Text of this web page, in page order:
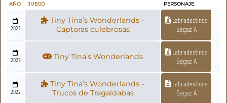
AÑO JUEGO PERSONAJE
2022
Tiny Tina’s Wonderlands -
Captoras culebrosas
Labradestinos
Sagaz A
2022 Tiny Tina’s Wonderlands
Labradestinos
Sagaz A
2022
Tiny Tina’s Wonderlands -
Trucos de Tragaldabas
Labradestinos
Sagaz A